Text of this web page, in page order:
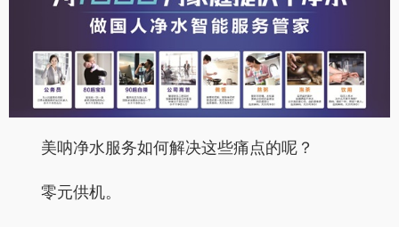
美呐净水服务如何解决这些痛点的呢？
零元供机。